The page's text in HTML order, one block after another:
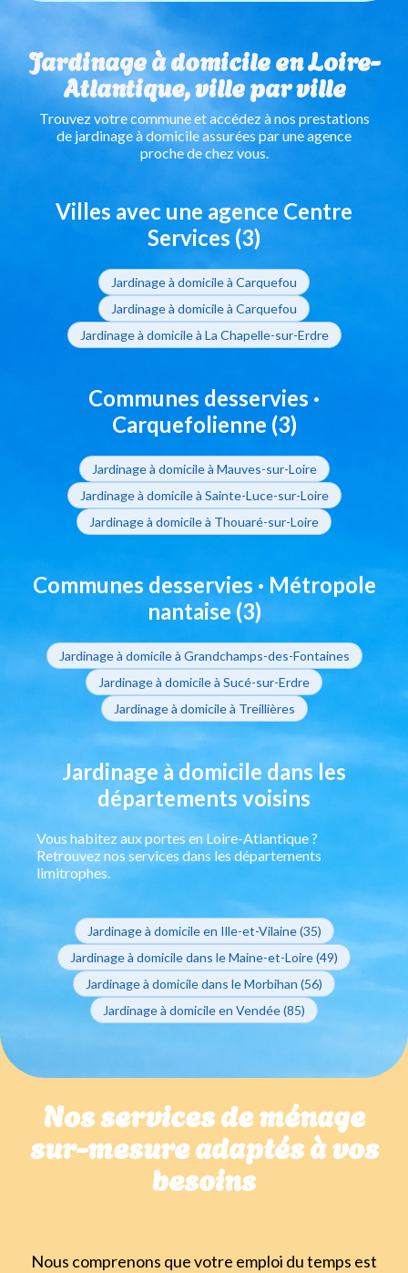
Jardinage à domicile en Loire-
Atlantique, ville par ville
Trouvez votre commune et accédez à nos prestations
de jardinage à domicile assurées par une agence
proche de chez vous.
Villes avec une agence Centre
Services (3)
Jardinage à domicile à Carquefou
Jardinage à domicile à Carquefou
Jardinage à domicile à La Chapelle-sur-Erdre
Communes desservies ·
Carquefolienne (3)
Jardinage à domicile à Mauves-sur-Loire
Jardinage à domicile à Sainte-Luce-sur-Loire
Jardinage à domicile à Thouaré-sur-Loire
Communes desservies · Métropole
nantaise (3)
Jardinage à domicile à Grandchamps-des-Fontaines
Jardinage à domicile à Sucé-sur-Erdre
Jardinage à domicile à Treillières
Jardinage à domicile dans les
départements voisins
Vous habitez aux portes en Loire-Atlantique ?
Retrouvez nos services dans les départements
limitrophes.
Jardinage à domicile en Ille-et-Vilaine (35)
Jardinage à domicile dans le Maine-et-Loire (49)
Jardinage à domicile dans le Morbihan (56)
Jardinage à domicile en Vendée (85)
Nos services de ménage
sur-mesure adaptés à vos
besoins
Nous comprenons que votre emploi du temps est